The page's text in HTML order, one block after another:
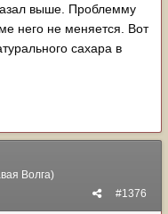
выше. Проблемму
него не меняется. Вот
сахара в
Волга)
#1376